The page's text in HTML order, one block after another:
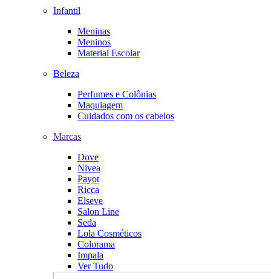
Infantil
Meninas
Meninos
Material Escolar
Beleza
Perfumes e Colônias
Maquiagem
Cuidados com os cabelos
Marcas
Dove
Nivea
Payot
Ricca
Elseve
Salon Line
Seda
Lola Cosméticos
Colorama
Impala
Ver Tudo